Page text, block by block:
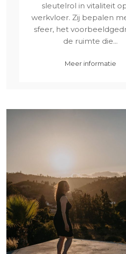
sleutelrol in vitaliteit
werkvloer. Zij bepalen
sfeer, het
de ruimte die...
Meer informatie